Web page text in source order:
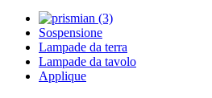
Sospensione
Lampade da terra
Lampade da tavolo
Applique